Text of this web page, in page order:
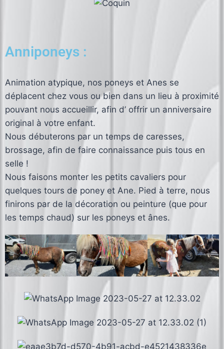
Anniponeys :
Animation atypique, nos poneys et Anes se
déplacent chez vous ou bien dans un lieu à proximité
pouvant nous accueillir, afin d’ offrir un anniversaire
original à votre enfant.
Nous débuterons par un temps de caresses,
brossage, afin de faire connaissance puis tous en
selle !
Nous faisons monter les petits cavaliers pour
quelques tours de poney et Ane. Pied à terre, nous
finirons par de la décoration ou peinture (que pour
les temps chaud) sur les poneys et ânes.